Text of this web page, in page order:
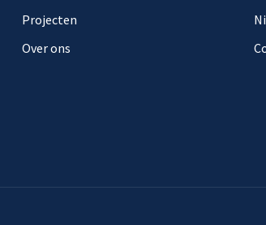
Projecten
Over ons